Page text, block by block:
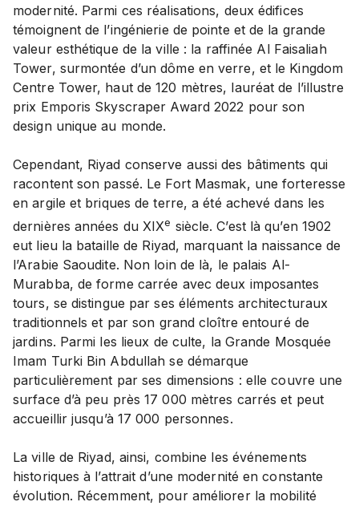
modernité. Parmi ces réalisations, deux édifices
témoignent de l’ingénierie de pointe et de la grande
valeur esthétique de la ville : la raffinée Al Faisaliah
Tower, surmontée d’un dôme en verre, et le Kingdom
Centre Tower, haut de 120 mètres, lauréat de l’illustre
prix Emporis Skyscraper Award 2022 pour son
design unique au monde.
Cependant, Riyad conserve aussi des bâtiments qui
racontent son passé. Le Fort Masmak, une forteresse
en argile et briques de terre, a été achevé dans les
dernières années du XIXe siècle. C’est là qu’en 1902
eut lieu la bataille de Riyad, marquant la naissance de
l’Arabie Saoudite. Non loin de là, le palais Al-
Murabba, de forme carrée avec deux imposantes
tours, se distingue par ses éléments architecturaux
traditionnels et par son grand cloître entouré de
jardins. Parmi les lieux de culte, la Grande Mosquée
Imam Turki Bin Abdullah se démarque
particulièrement par ses dimensions : elle couvre une
surface d’à peu près 17 000 mètres carrés et peut
accueillir jusqu’à 17 000 personnes.
La ville de Riyad, ainsi, combine les événements
historiques à l’attrait d’une modernité en constante
évolution. Récemment, pour améliorer la mobilité